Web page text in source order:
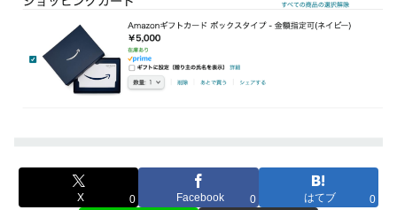
X 0 Facebook 0 はてブ 0